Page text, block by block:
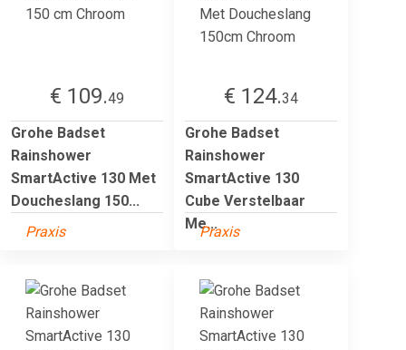
€ 109.49
Grohe Badset
Rainshower
SmartActive 130 Met
Doucheslang 150...
Praxis
€ 124.34
Grohe Badset
Rainshower
SmartActive 130
Cube Verstelbaar
Me...Praxis